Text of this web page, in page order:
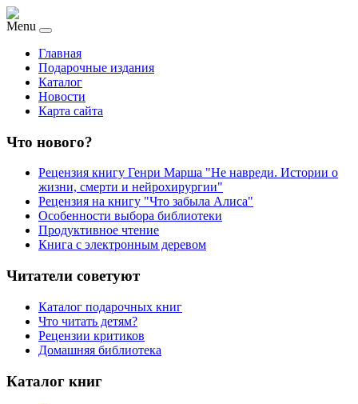
Menu
Главная
Подарочные издания
Каталог
Новости
Карта сайта
Что нового?
Рецензия книгу Генри Марша "Не навреди. Истории о
жизни, смерти и нейрохирургии"
Рецензия на книгу "Что забыла Алиса"
Особенности выбора библиотеки
Продуктивное чтение
Книга с электронным деревом
Читатели советуют
Каталог подарочных книг
Что читать детям?
Рецензии критиков
Домашняя библиотека
Каталог книг